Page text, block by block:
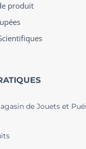
produit
de Jouets et